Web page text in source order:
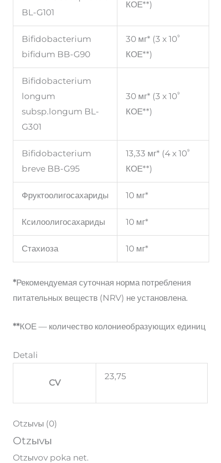
BL-G101
КОЕ**)
Bifidobacterium
bifidum BB-G90
30 мг* (3 x 10⁹
КОЕ**)
Bifidobacterium
longum
subsp.longum BL-
G301
30 мг* (3 x 10⁹
КОЕ**)
Bifidobacterium
breve BB-G95
13,33 мг* (4 x 10⁹
КОЕ**)
Фруктоолигосахариды 10 мг*
Ксилоолигосахариды 10 мг*
Стахиоза 10 мг*
*Рекомендуемая суточная норма потребления
питательных веществ (NRV) не установлена.
**КОЕ — количество колониеобразующих единиц
Detali
CV
23,75
Otzыvы (0)
Otzыvы
Otzыvov poka net.